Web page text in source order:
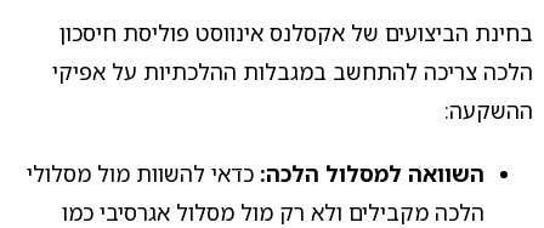
בחינת הביצועים של אקסלנס אינווסט פוליסת חיסכון
הלכה צריכה להתחשב במגבלות ההלכתיות על אפיקי
ההשקעה:
השוואה למסלול הלכה: כדאי להשוות מול מסלולי
הלכה מקבילים ולא רק מול מסלול אגרסיבי כמו